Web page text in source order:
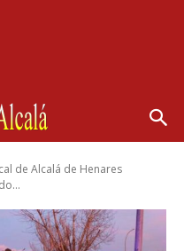
de Alcalá de Henares